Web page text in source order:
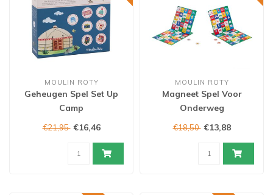
MOULIN ROTY
Geheugen Spel Set Up
Camp
€21,95 €16,46
MOULIN ROTY
Magneet Spel Voor
Onderweg
€18,50 €13,88